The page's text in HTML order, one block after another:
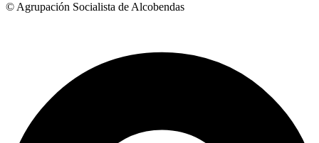
© Agrupación Socialista de Alcobendas